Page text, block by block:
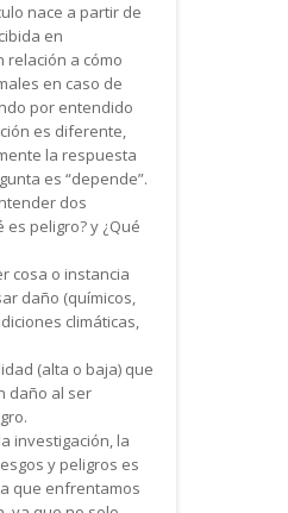
nace a partir de
en
relación a cómo
en caso de
por entendido
es diferente,
la respuesta
es “depende”.
dos
es peligro? y ¿Qué
cosa o instancia
daño (químicos,
climáticas,
(alta o baja) que
daño al ser
investigación, la
y peligros es
que enfrentamos